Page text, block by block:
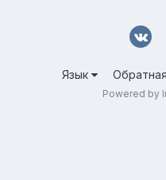
Язык
Powered by